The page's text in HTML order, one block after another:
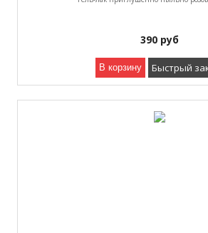
390 руб
В корзину Быстрый